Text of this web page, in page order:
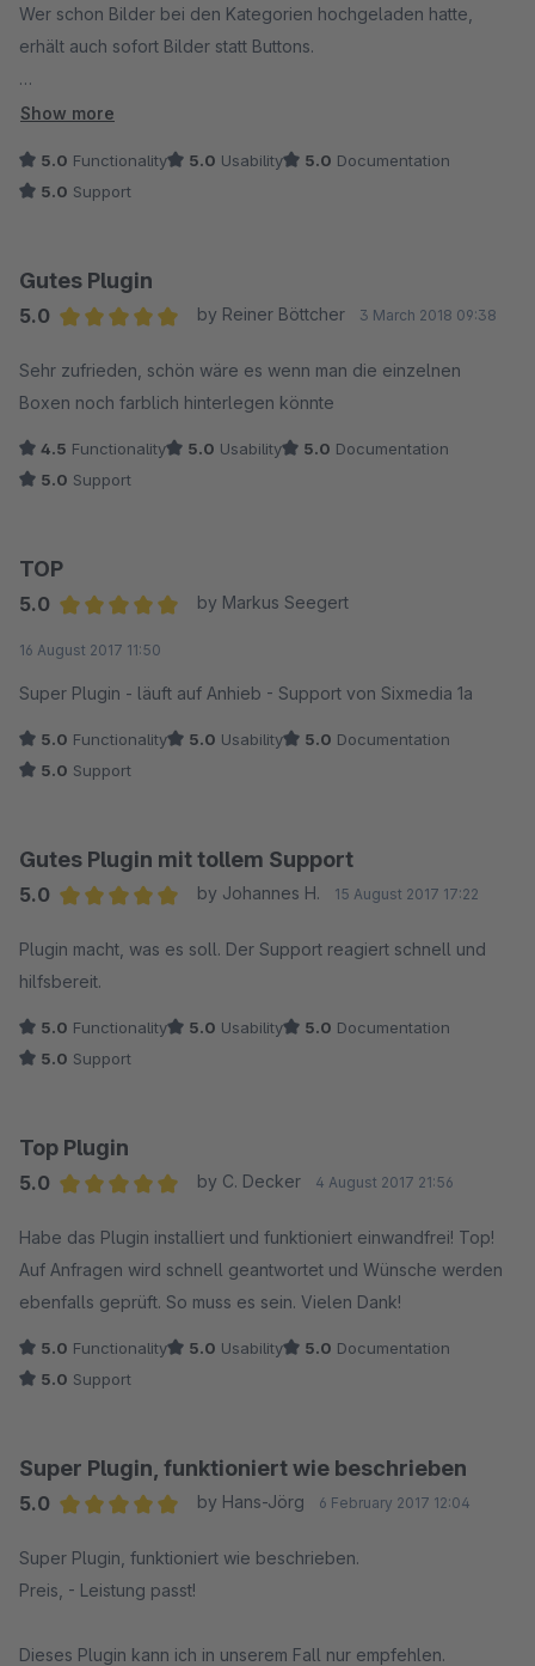
Wer schon Bilder bei den Kategorien hochgeladen hatte,
erhält auch sofort Bilder statt Buttons.
Ist ein "must have" Plug-in.
Show more
5.0 Functionality 5.0 Usability 5.0 Documentation
5.0 Support
Gutes Plugin
5.0
by Reiner Böttcher 3 March 2018 09:38
Sehr zufrieden, schön wäre es wenn man die einzelnen
Boxen noch farblich hinterlegen könnte
4.5 Functionality 5.0 Usability 5.0 Documentation
5.0 Support
TOP
5.0
by Markus Seegert
16 August 2017 11:50
Super Plugin - läuft auf Anhieb - Support von Sixmedia 1a
5.0 Functionality 5.0 Usability 5.0 Documentation
5.0 Support
Gutes Plugin mit tollem Support
5.0
by Johannes H. 15 August 2017 17:22
Plugin macht, was es soll. Der Support reagiert schnell und
hilfsbereit.
5.0 Functionality 5.0 Usability 5.0 Documentation
5.0 Support
Top Plugin
5.0
by C. Decker 4 August 2017 21:56
Habe das Plugin installiert und funktioniert einwandfrei! Top!
Auf Anfragen wird schnell geantwortet und Wünsche werden
ebenfalls geprüft. So muss es sein. Vielen Dank!
5.0 Functionality 5.0 Usability 5.0 Documentation
5.0 Support
Super Plugin, funktioniert wie beschrieben
5.0
by Hans-Jörg 6 February 2017 12:04
Super Plugin, funktioniert wie beschrieben.
Preis, - Leistung passt!
Dieses Plugin kann ich in unserem Fall nur empfehlen.